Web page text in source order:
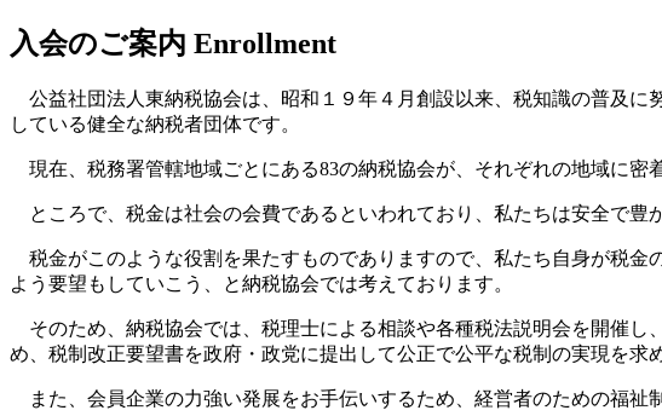
入会のご案内 Enrollment
公益社団法人東納税協会は、昭和１９年４月創設以来、税知識の普及に
している健全な納税者団体です。
現在、税務署管轄地域ごとにある83の納税協会が、それぞれの地域に密
ところで、税金は社会の会費であるといわれており、私たちは安全で豊
税金がこのような役割を果たすものでありますので、私たち自身が税金
よう要望もしていこう、と納税協会では考えております。
そのため、納税協会では、税理士による相談や各種税法説明会を開催し
め、税制改正要望書を政府・政党に提出して公正で公平な税制の実現を求
また、会員企業の力強い発展をお手伝いするため、経営者のための福祉